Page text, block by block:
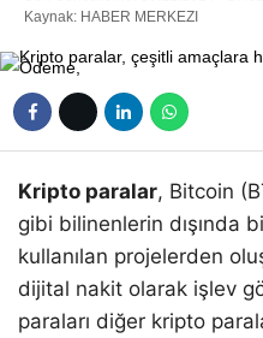
Kaynak: HABER MERKEZI
Kripto paralar, Bitcoin
gibi bilinenlerin dışında
kullanılan projelerden
dijital nakit olarak işlev
paraları diğer kripto